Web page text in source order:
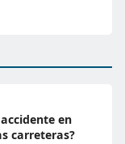
en
carreteras?